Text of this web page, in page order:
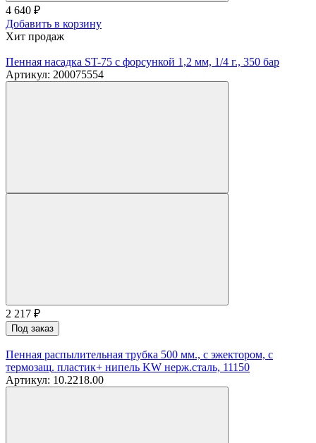
4 640 ₽
Добавить в корзину
Хит продаж
Пенная насадка ST-75 с форсункой 1,2 мм, 1/4 г., 350 бар
Артикул: 200075554
2 217 ₽
Под заказ
Пенная распылительная трубка 500 мм., с эжектором, с
термозащ. пластик+ нипель KW нерж.сталь, 11150
Артикул: 10.2218.00